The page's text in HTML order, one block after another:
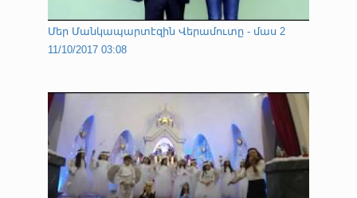
Մեր Մանկապարտէզին Վերամուտը - մաս 2
11/10/2017 03:08